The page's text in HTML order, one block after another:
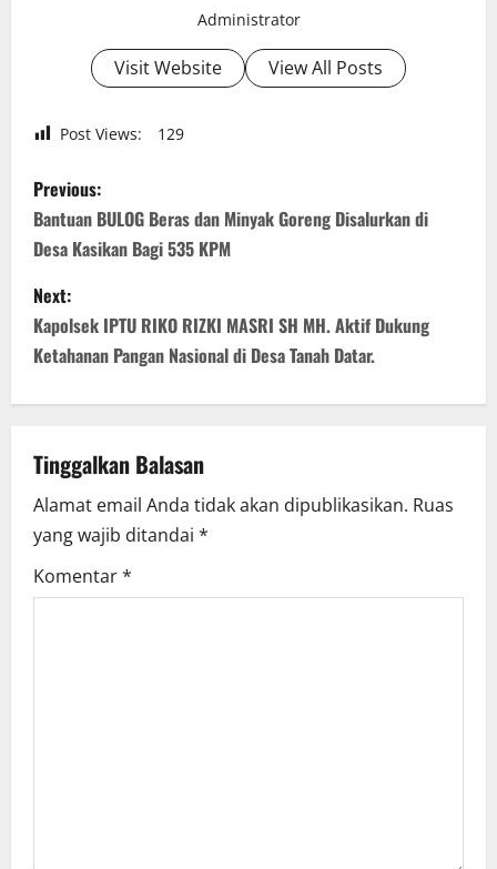
Administrator
Visit Website View All Posts
Post Views: 129
P
o
s
t
n
a
v
i
g
a
Previous:
Bantuan BULOG Beras dan Minyak Goreng Disalurkan di
Desa Kasikan Bagi 535 KPM
Next:
Kapolsek IPTU RIKO RIZKI MASRI SH MH. Aktif Dukung
Ketahanan Pangan Nasional di Desa Tanah Datar.
Tinggalkan Balasan
Alamat email Anda tidak akan dipublikasikan. Ruas
yang wajib ditandai *
Komentar*